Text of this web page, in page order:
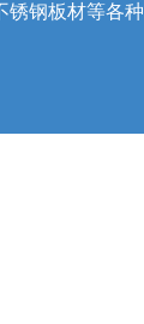
锈钢板材等各种